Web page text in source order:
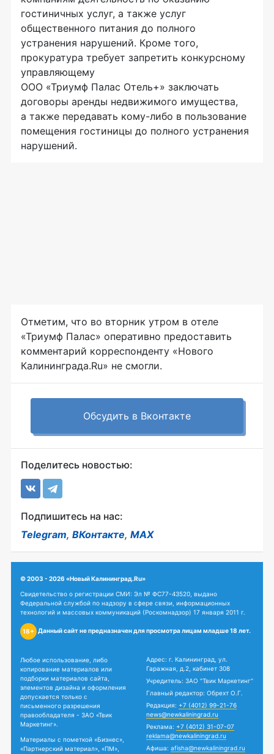
гостиничных услуг, а также услуг
общественного питания до полного
устранения нарушений. Кроме того,
прокуратура требует запретить конкурсному
управляющему
ООО «Триумф Палас Отель+» заключать
договоры аренды недвижимого имущества,
а также передавать кому-либо в пользование
помещения гостиницы до полного устранения
нарушений.
Отметим, что во вторник утром в отеле
«Триумф Палас» оперативно предоставить
комментарий корреспонденту «Нового
Калининграда.Ru» не смогли.
Обсудить в Вконтакте
Поделитесь новостью:
Подпишитесь на нас:
Telegram, ВКонтакте, MAX
© 2003 - 2026 «Новый Калининград.Ru»
Свидетельство о регистрации СМИ: Эл № ФС77-43520, выдано
Федеральной службой по надзору в сфере связи, информационных
технологий и массовых коммуникаций (Роскомнадзор) 17 января 2011 г.
18+ Данный сайт не предназначен для просмотра лицам младше 18 лет.
Любое использование, либо
копирование материалов или
подборки материалов сайта,
элементов дизайна и оформления
допускается только с
письменного разрешения
правообладателя - ЗАО «Твик
Маркетинг».
Материалы с пометкой «Бизнес»,
«Партнерский материал», «ПМ»,
Адрес: г. Калининград, ул.
Гаражная, д.2, кабинет 308
Учредитель: ЗАО "Твик Маркетинг"
Главный редактор: Обрехт О.Г.
Редакция: +7 (4012) 99-21-76
news@newkaliningrad.ru
Реклама: +7 (4012) 31-07-07
reklama@newkaliningrad.ru
Афиша: afisha@newkaliningrad.ru